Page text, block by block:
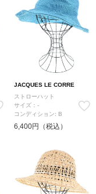
JACQUES LE CORRE
ストローハット
サイズ：-
コンディション: B
6,400円（税込）